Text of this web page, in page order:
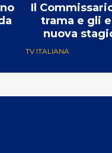
Il
trama e gli
nuova
TV ITALIANA